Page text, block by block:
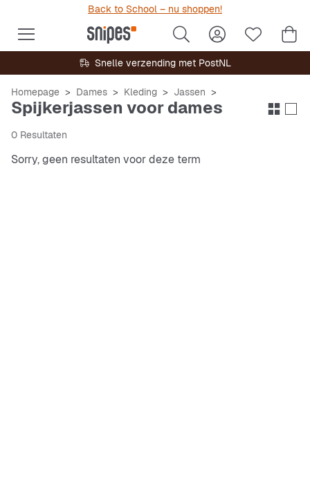
Back to School – nu shoppen!
Snelle verzending met PostNL
Homepage Dames Kleding Jassen
Spijkerjassen voor dames
0 Resultaten
Sorry, geen resultaten voor deze term